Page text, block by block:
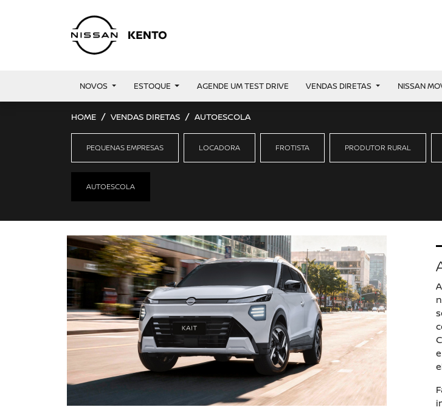
NOVOS ESTOQUE AGENDE UM TEST DRIVE VENDAS DIRETAS NISSAN
HOME VENDAS DIRETAS AUTOESCOLA
PEQUENAS EMPRESAS LOCADORA FROTISTA PRODUTOR RURAL
AUTOESCOLA